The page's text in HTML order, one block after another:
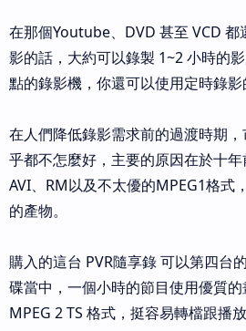
在那個Youtube、DVD 甚至 VCD
影的話，大約可以錄製 1~2 小時的
點的錄影機，你還可以使用定時錄影
在人們降低錄影需求前的過渡時期
乎都不怎麼好，主要的原因在於十
AVI、RM以及不太優的MPEG1格式
的產物。
購入的這台 PVR隨享錄 可以第四台
碟當中，一個小時的節目使用優質
MPEG 2 TS 格式，挺容易轉檔跟播放